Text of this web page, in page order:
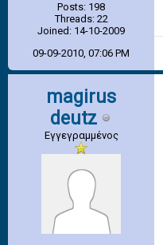
Posts: 198
Threads: 22
Joined: 14-10-2009
09-09-2010, 07:06 PM
magirus
deutz
Εγγεγραμμένος